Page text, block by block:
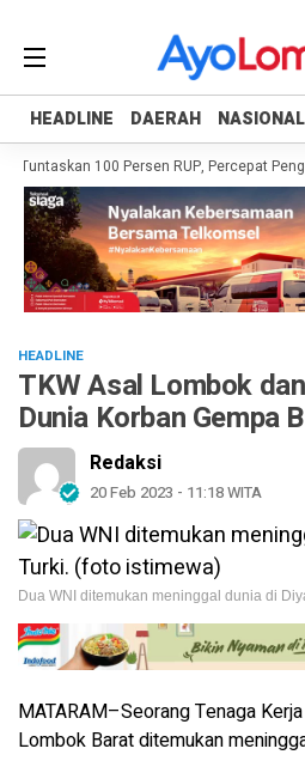
HEADLINE DAERAH NASIONAL
HEADLINE DAERAH NASIONAL
100 Persen RUP, Percepat
HEADLINE
TKW Asal Lombok
Dunia Korban Gempa
Redaksi
20 Feb 2023 - 11:18 WITA
Dua WNI ditemukan meninggal dunia di
MATARAM–Seorang Tenaga
Lombok Barat ditemukan